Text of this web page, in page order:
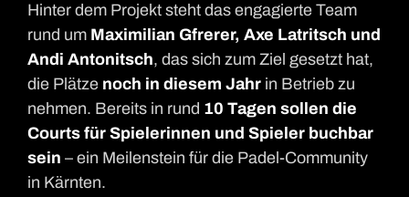
Hinter dem Projekt steht das engagierte Team
rund um Maximilian Gfrerer, Axe Latritsch und
Andi Antonitsch, das sich zum Ziel gesetzt hat,
die Plätze noch in diesem Jahr in Betrieb zu
nehmen. Bereits in rund 10 Tagen sollen die
Courts für Spielerinnen und Spieler buchbar
sein – ein Meilenstein für die Padel-Community
in Kärnten.